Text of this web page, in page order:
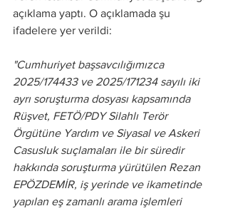
açıklama yaptı. O açıklamada şu
ifadelere yer verildi:
"Cumhuriyet başsavcılığımızca
2025/174433 ve 2025/171234 sayılı iki
ayrı soruşturma dosyası kapsamında
Rüşvet, FETÖ/PDY Silahlı Terör
Örgütüne Yardım ve Siyasal ve Askeri
Casusluk suçlamaları ile bir süredir
hakkında soruşturma yürütülen Rezan
EPÖZDEMİR, iş yerinde ve ikametinde
yapılan eş zamanlı arama işlemleri